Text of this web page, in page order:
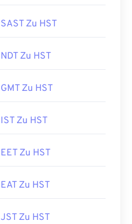
SAST Zu HST
NDT Zu HST
GMT Zu HST
IST Zu HST
EET Zu HST
EAT Zu HST
JST Zu HST